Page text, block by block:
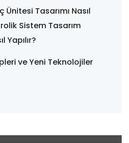
Ünitesi Tasarımı Nasıl
Sistem Tasarım
Yapılır?
ve Yeni Teknolojiler